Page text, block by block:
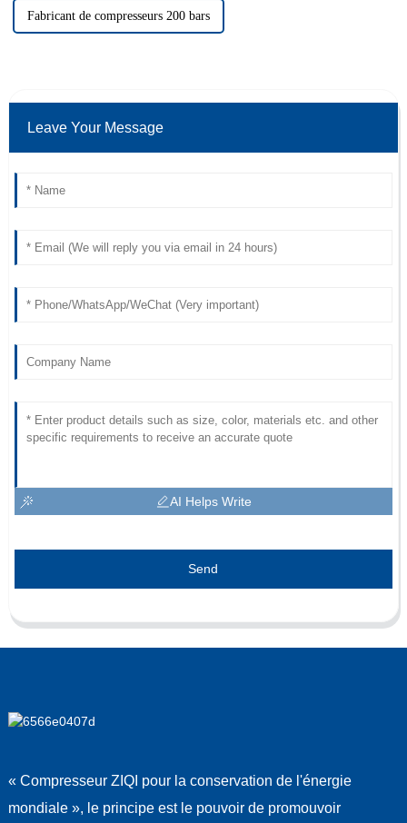
Fabricant de compresseurs 200 bars
Leave Your Message
AI Helps Write
Send
« Compresseur ZIQI pour la conservation de l'énergie
mondiale », le principe est le pouvoir de promouvoir